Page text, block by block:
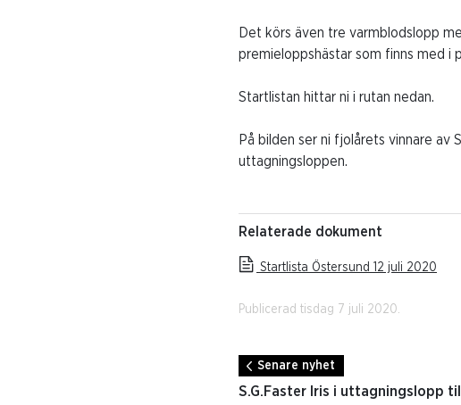
Det körs även tre varmblodslopp
premieloppshästar som finns med i
Startlistan hittar ni i rutan nedan.
På bilden ser ni fjolårets vinnare av
uttagningsloppen.
Relaterade dokument
Startlista Östersund 12 juli 2020
Publicerad tisdag 7 juli 2020.
Senare nyhet
S.G.Faster Iris i uttagningslopp